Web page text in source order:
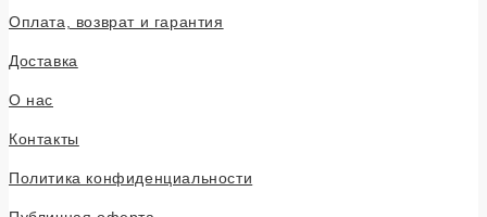
Оплата, возврат и гарантия
Доставка
О нас
Контакты
Политика конфиденциальности